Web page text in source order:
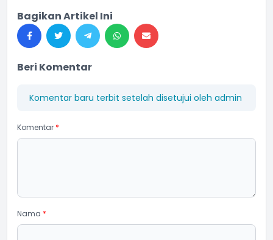
Bagikan Artikel Ini
Beri Komentar
Komentar baru terbit setelah disetujui oleh admin
Komentar *
Nama *